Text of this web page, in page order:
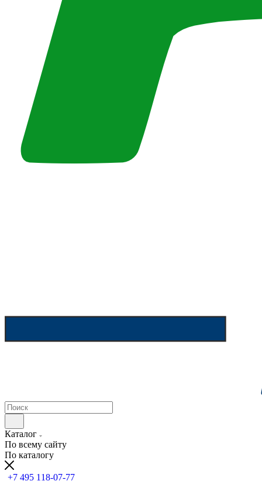
Каталог
По всему сайту
По каталогу
+7 495 118-07-77